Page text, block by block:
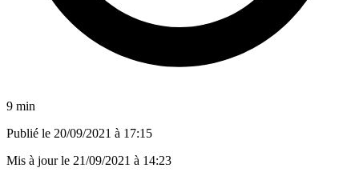
9 min
Publié le 20/09/2021 à 17:15
Mis à jour le 21/09/2021 à 14:23